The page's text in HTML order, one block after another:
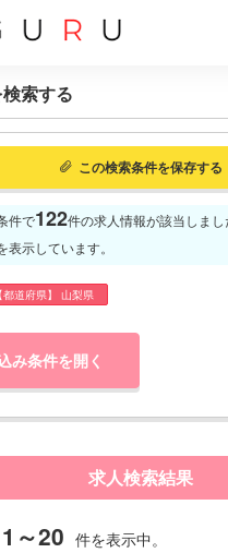
索する
この検索条件を保存する
件で122件の求人情報が該当しまし
表示しています。
【都道府県】 山梨県
み条件を開く
求人検索結果
1～20 件を表示中。